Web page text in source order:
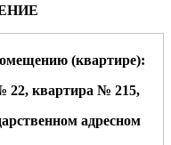
(квартире):
22, квартира № 215,
адресном